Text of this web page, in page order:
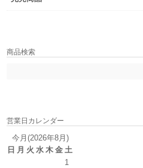
商品検索
営業日カレンダー
今月(2026年8月)
日 月 火 水 木 金 土
1